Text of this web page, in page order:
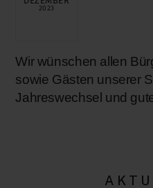
2023
Wir wünschen allen
sowie Gästen unserer
Jahreswechsel und